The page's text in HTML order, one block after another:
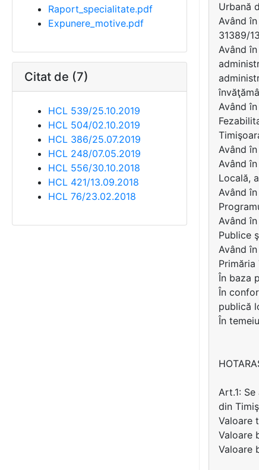
Raport_specialitate.pdf
Expunere_motive.pdf
Citat de (7)
HCL 539/25.10.2019
HCL 504/02.10.2019
HCL 386/25.07.2019
HCL 248/07.05.2019
HCL 556/30.10.2018
HCL 421/13.09.2018
HCL 76/23.02.2018
Urbană
Având
31389/
Având
Având
Având
Având
Locală,
Având
Având
Publice
Având
Primăria
În baza
În
publică
În
Art.1:
din
Valoare
Valoare
Valoare